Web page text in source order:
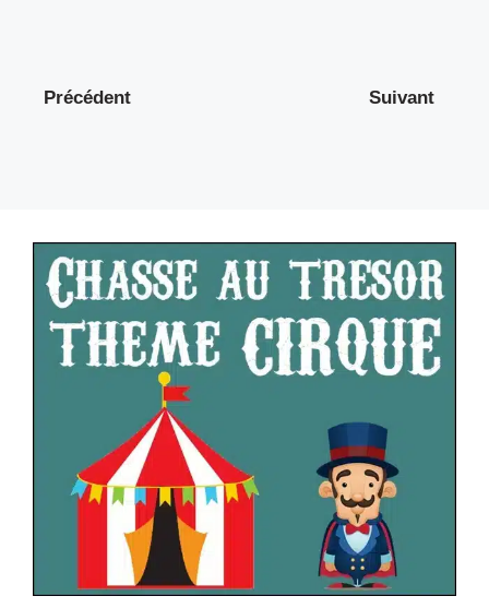
Précédent Suivant